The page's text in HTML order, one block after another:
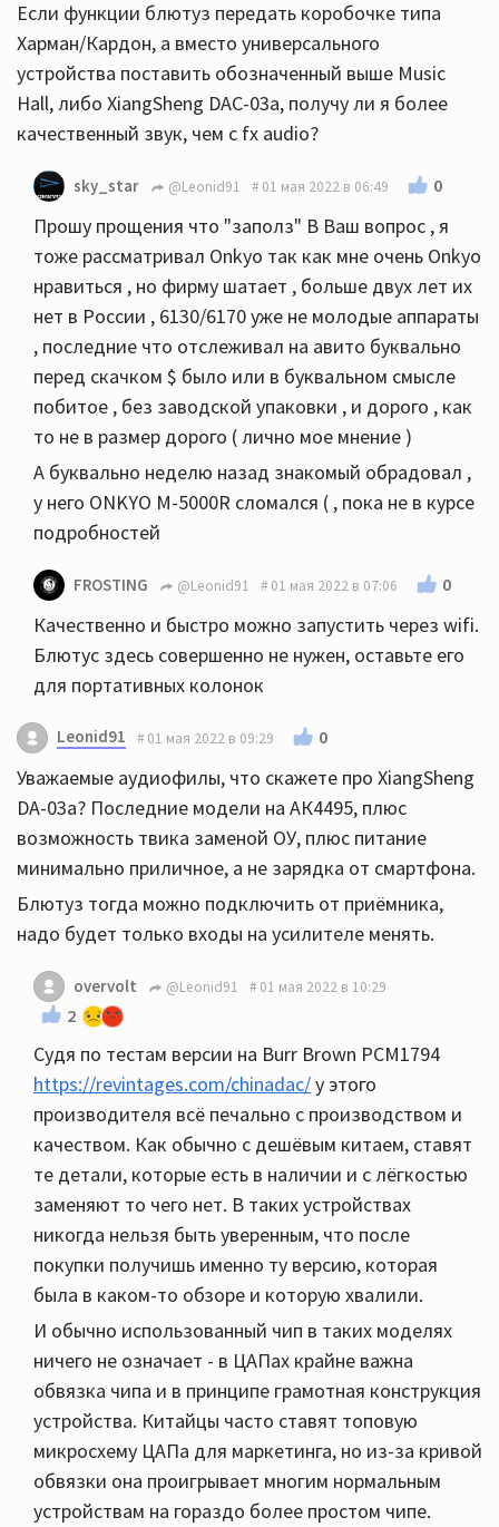
Если функции блютуз передать коробочке типа
Харман/Кардон, а вместо универсального
устройства поставить обозначенный выше Music
Hall, либо XiangSheng DAC-03a, получу ли я более
качественный звук, чем с fx audio?
sky_star @Leonid91 01 мая 2022 в 06:49 0
Прошу прощения что "заполз" В Ваш вопрос , я
тоже рассматривал Onkyo так как мне очень Onkyo
нравиться , но фирму шатает , больше двух лет их
нет в России , 6130/6170 уже не молодые аппараты
, последние что отслеживал на авито буквально
перед скачком $ было или в буквальном смысле
побитое , без заводской упаковки , и дорого , как
то не в размер дорого ( лично мое мнение )
А буквально неделю назад знакомый обрадовал ,
у него ONKYO M-5000R сломался ( , пока не в курсе
подробностей
FROSTING @Leonid91 01 мая 2022 в 07:06 0
Качественно и быстро можно запустить через wifi.
Блютус здесь совершенно не нужен, оставьте его
для портативных колонок
Leonid91 01 мая 2022 в 09:29 0
Уважаемые аудиофилы, что скажете про XiangSheng
DA-03a? Последние модели на АК4495, плюс
возможность твика заменой ОУ, плюс питание
минимально приличное, а не зарядка от смартфона.
Блютуз тогда можно подключить от приёмника,
надо будет только входы на усилителе менять.
overvolt @Leonid91 01 мая 2022 в 10:29
2
Судя по тестам версии на Burr Brown PCM1794
https://revintages.com/chinadac/у этого
производителя всё печально с производством и
качеством. Как обычно с дешёвым китаем, ставят
те детали, которые есть в наличии и с лёгкостью
заменяют то чего нет. В таких устройствах
никогда нельзя быть уверенным, что после
покупки получишь именно ту версию, которая
была в каком-то обзоре и которую хвалили.
И обычно использованный чип в таких моделях
ничего не означает - в ЦАПах крайне важна
обвязка чипа и в принципе грамотная конструкция
устройства. Китайцы часто ставят топовую
микросхему ЦАПа для маркетинга, но из-за кривой
обвязки она проигрывает многим нормальным
устройствам на гораздо более простом чипе.